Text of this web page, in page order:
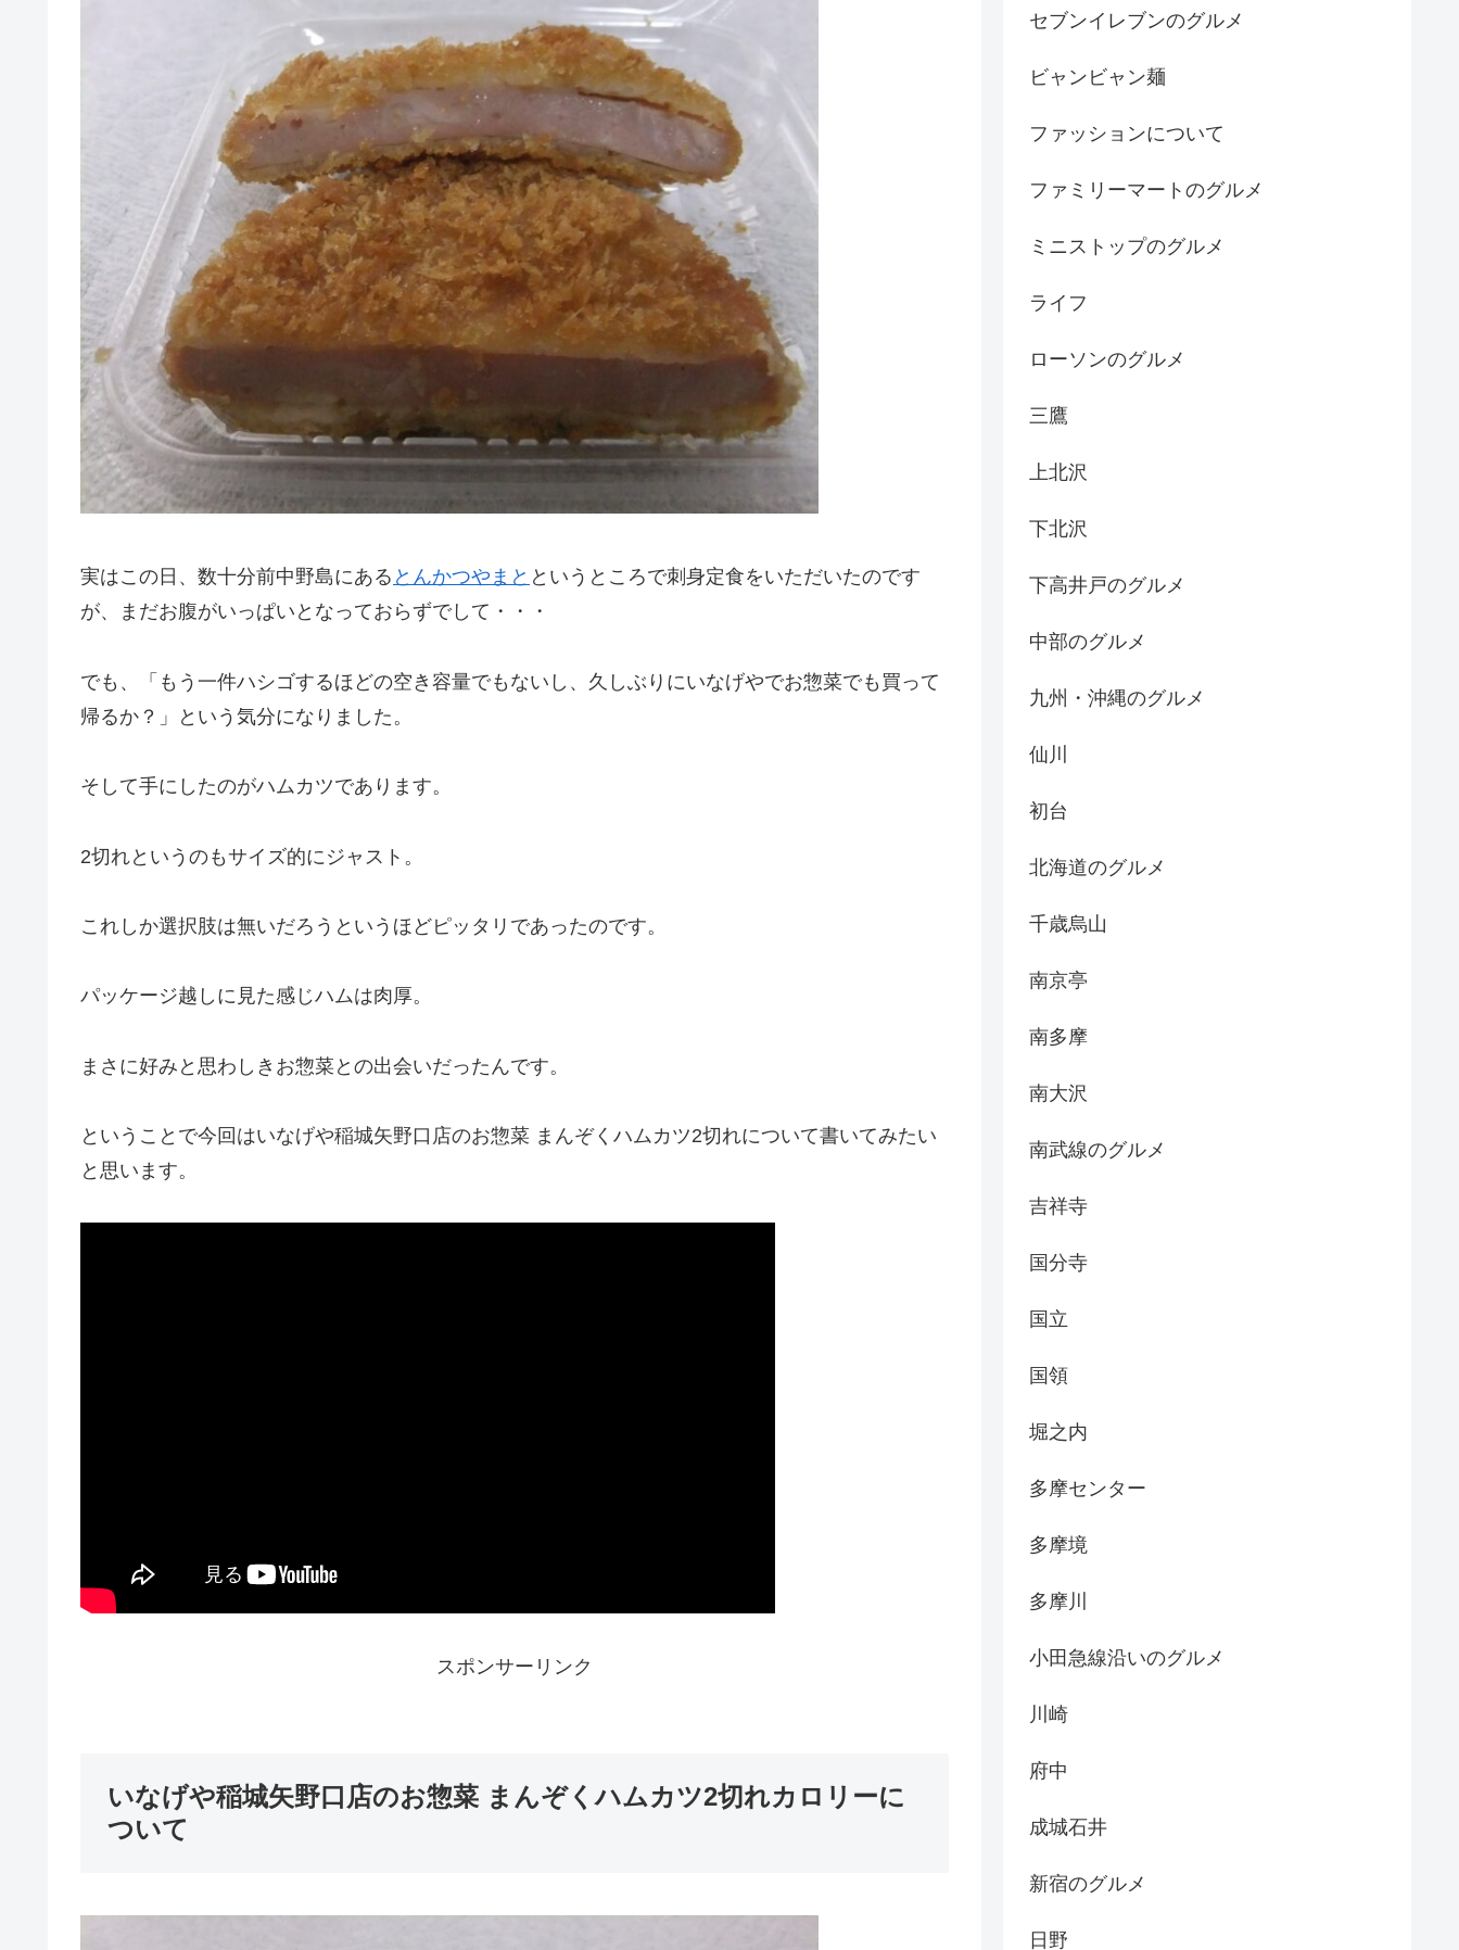
実はこの日、数十分前中野島にある とんかつやまと というところで刺身定食をいただいたのです
が、まだお腹がいっぱいとなっておらずでして・・・
でも、「もう一件ハシゴするほどの空き容量でもないし、久しぶりにいなげやでお惣菜でも買って
帰るか？」という気分になりました。
そして手にしたのがハムカツであります。
2切れというのもサイズ的にジャスト。
これしか選択肢は無いだろうというほどピッタリであったのです。
パッケージ越しに見た感じハムは肉厚。
まさに好みと思わしきお惣菜との出会いだったんです。
ということで今回はいなげや稲城矢野口店のお惣菜 まんぞくハムカツ2切れについて書いてみたい
と思います。
スポンサーリンク
いなげや稲城矢野口店のお惣菜 まんぞくハムカツ2切れカロリーに
ついて
セブンイレブンのグルメ
ビャンビャン麺
ファッションについて
ファミリーマートのグルメ
ミニストップのグルメ
ライフ
ローソンのグルメ
三鷹
上北沢
下北沢
下高井戸のグルメ
中部のグルメ
九州・沖縄のグルメ
仙川
初台
北海道のグルメ
千歳烏山
南京亭
南多摩
南大沢
南武線のグルメ
吉祥寺
国分寺
国立
国領
堀之内
多摩センター
多摩境
多摩川
小田急線沿いのグルメ
川崎
府中
成城石井
新宿のグルメ
日野